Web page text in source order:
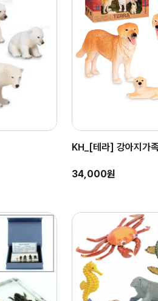
KH_[테라] 강아지가
34,000원